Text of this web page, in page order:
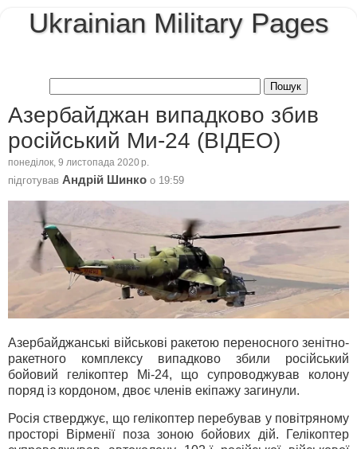
Ukrainian Military Pages
Азербайджан випадково збив
російський Ми-24 (ВІДЕО)
понеділок, 9 листопада 2020 р.
підготував Андрій Шинко о 19:59
Азербайджанські військові ракетою переносного зенітно-
ракетного комплексу випадково збили російський
бойовий гелікоптер Мі-24, що супроводжував колону
поряд із кордоном, двоє членів екіпажу загинули.
Росія стверджує, що гелікоптер перебував у повітряному
просторі Вірменії поза зоною бойових дій. Гелікоптер